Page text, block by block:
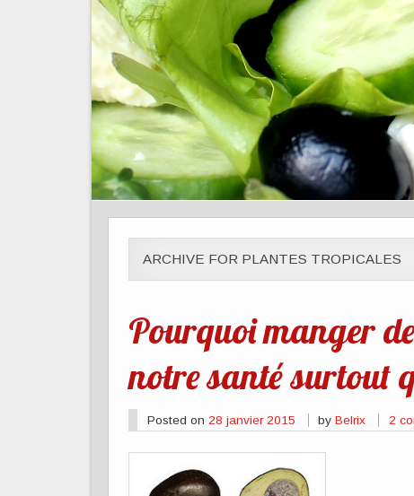
ARCHIVE FOR PLANTES TROPICALES
Pourquoi manger
notre santé surtout
Posted on 28 janvier 2015 byBelrix 2